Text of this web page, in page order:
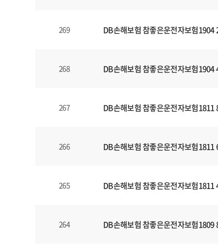
269 DB손해보험 참좋은운전자보험1904
268 DB손해보험 참좋은운전자보험1904
267 DB손해보험 참좋은운전자보험1811
266 DB손해보험 참좋은운전자보험1811
265 DB손해보험 참좋은운전자보험1811
264 DB손해보험 참좋은운전자보험1809